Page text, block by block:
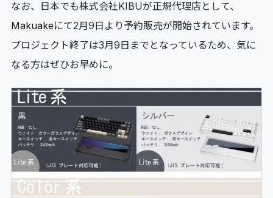
なお、日本でも株式会社KIBUが正規代理店として、
Makuakeにて2月9日より予約販売が開始されています。
プロジェクト終了は3月9日までとなっているため、気に
なる方はぜひお早めに。